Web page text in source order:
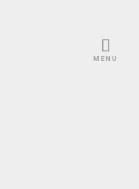
MENU